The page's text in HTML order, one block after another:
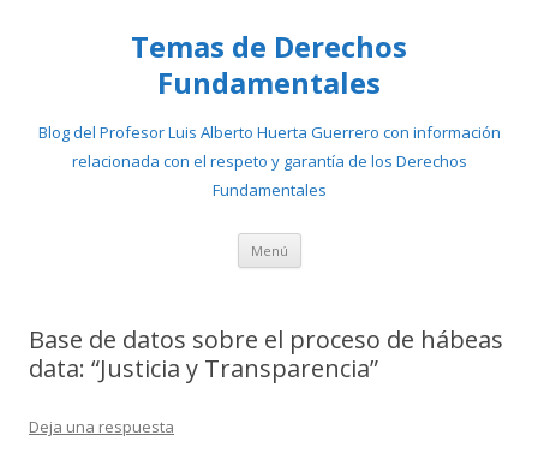
Temas de Derechos
Fundamentales
Blog del Profesor Luis Alberto Huerta Guerrero con información
relacionada con el respeto y garantía de los Derechos
Fundamentales
Menú Ir
contenido
Base de datos sobre el proceso de hábeas
data: “Justicia y Transparencia”
Deja una respuesta